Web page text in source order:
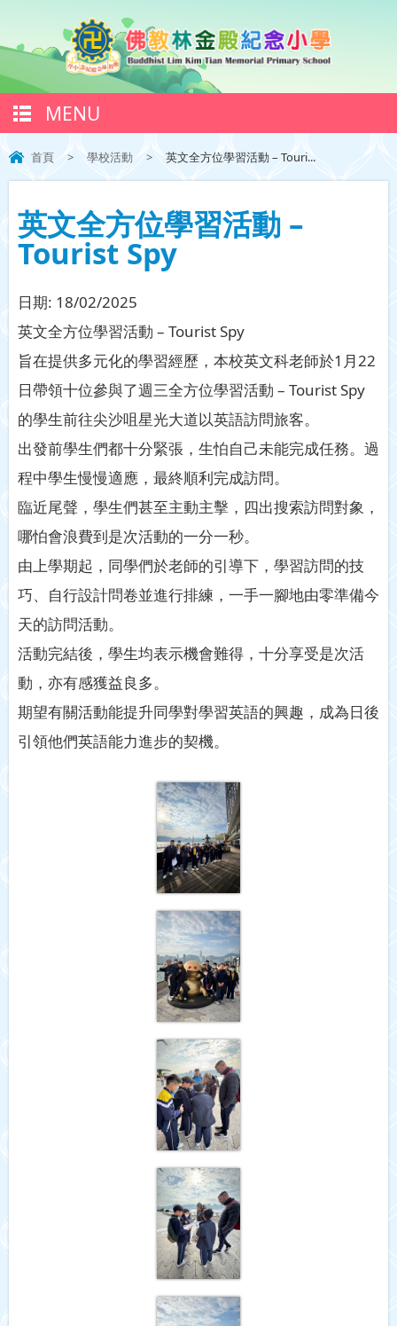
MENU
首頁 > 學校活動 > 英文全方位學習活動 – Touri...
英文全方位學習活動 –
Tourist Spy
日期: 18/02/2025
英文全方位學習活動 – Tourist Spy
旨在提供多元化的學習經歷，本校英文科老師於1月22
日帶領十位參與了週三全方位學習活動 – Tourist Spy
的學生前往尖沙咀星光大道以英語訪問旅客。
出發前學生們都十分緊張，生怕自己未能完成任務。過
程中學生慢慢適應，最終順利完成訪問。
臨近尾聲，學生們甚至主動主擊，四出搜索訪問對象，
哪怕會浪費到是次活動的一分一秒。
由上學期起，同學們於老師的引導下，學習訪問的技
巧、自行設計問卷並進行排練，一手一腳地由零準備今
天的訪問活動。
活動完結後，學生均表示機會難得，十分享受是次活
動，亦有感獲益良多。
期望有關活動能提升同學對學習英語的興趣，成為日後
引領他們英語能力進步的契機。